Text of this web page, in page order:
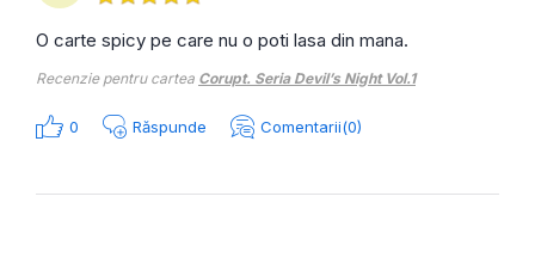
O carte spicy pe care nu o poti lasa din mana.
Recenzie pentru cartea Corupt. Seria Devil’s Night Vol.1
0 Răspunde Comentarii(0)